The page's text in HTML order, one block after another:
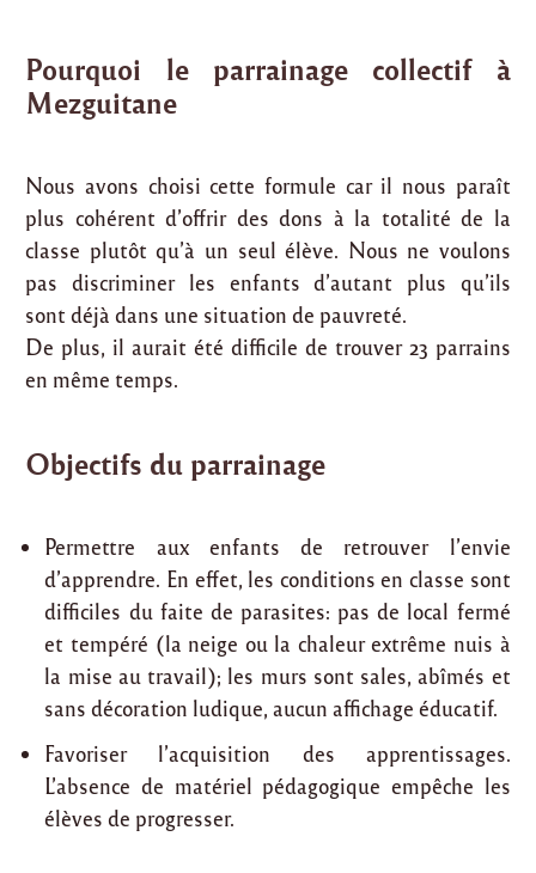
Pourquoi le parrainage collectif à
Mezguitane
Nous avons choisi cette formule car il nous paraît
plus cohérent d’offrir des dons à la totalité de la
classe plutôt qu’à un seul élève. Nous ne voulons
pas discriminer les enfants d’autant plus qu’ils
sont déjà dans une situation de pauvreté.
De plus, il aurait été difficile de trouver 23 parrains
en même temps.
Objectifs du parrainage
Permettre aux enfants de retrouver l’envie
d’apprendre. En effet, les conditions en classe sont
difficiles du faite de parasites: pas de local fermé
et tempéré (la neige ou la chaleur extrême nuis à
la mise au travail); les murs sont sales, abîmés et
sans décoration ludique, aucun affichage éducatif.
Favoriser l’acquisition des apprentissages.
L’absence de matériel pédagogique empêche les
élèves de progresser.